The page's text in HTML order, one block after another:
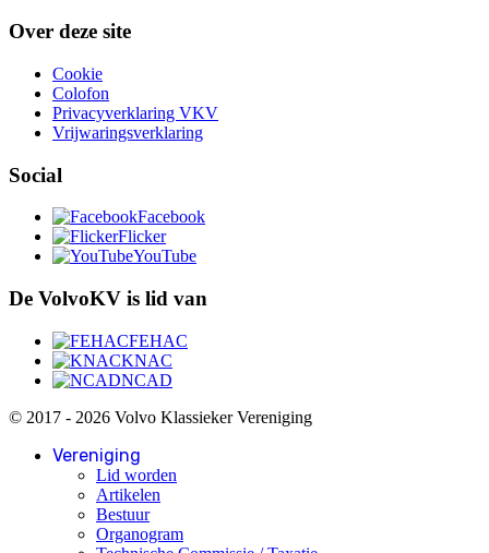
Over deze site
Cookie
Colofon
Privacyverklaring VKV
Vrijwaringsverklaring
Social
Facebook
Flicker
YouTube
De VolvoKV is lid van
FEHAC
KNAC
NCAD
© 2017 - 2026 Volvo Klassieker Vereniging
Vereniging
Lid worden
Artikelen
Bestuur
Organogram